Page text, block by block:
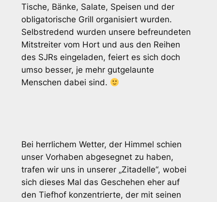
Tische, Bänke, Salate, Speisen und der
obligatorische Grill organisiert wurden.
Selbstredend wurden unsere befreundeten
Mitstreiter vom Hort und aus den Reihen
des SJRs eingeladen, feiert es sich doch
umso besser, je mehr gutgelaunte
Menschen dabei sind.
Bei herrlichem Wetter, der Himmel schien
unser Vorhaben abgesegnet zu haben,
trafen wir uns in unserer „Zitadelle“, wobei
sich dieses Mal das Geschehen eher auf
den Tiefhof konzentrierte, der mit seinen